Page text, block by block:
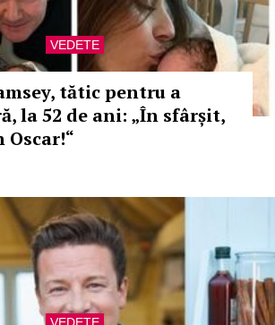
VEDETE
tătic pentru a
la 52 de ani: „În sfârșit,
Oscar!“